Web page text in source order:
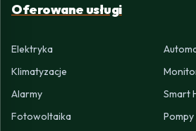
Oferowane usługi
Elektryka
Klimatyzacje
Alarmy
Smart
Fotowoltaika
Pompy